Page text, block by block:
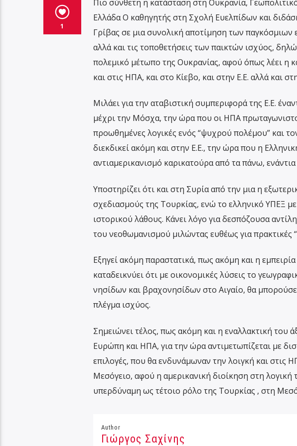
1
Πιο σύνθετη η κατάσταση στη Ουκρανία,
Ελλάδα Ο καθηγητής στη Σχολή Ευελπίδων και
Γρίβας σε μια συνολική αποτίμηση των
αλλά και τις τοποθετήσεις των παικτών ισχύος,
πολεμικό μέτωπο της Ουκρανίας, αφού όπως λέει η
και στις ΗΠΑ, και στο Κίεβο, και στην Ε.Ε. αλλά και
Μιλάει για την αταβιστική συμπεριφορά της Ε.Ε.
μέχρι την Μόσχα, την ώρα που οι ΗΠΑ
προωθημένες λογικές ενός “ψυχρού πολέμου” και
διεκδικεί ακόμη και στην Ε.Ε., την ώρα που η
αντιαμερικανισμό καρικατούρα από τα πάνω,
Υποστηρίζει ότι και στη Συρία από την μια η
σχεδιασμούς της Τουρκίας, ενώ το ελληνικό ΥΠΕΞ
ιστορικού λάθους. Κάνει λόγο για δεσπόζουσα
του νεοθωμανισμού μιλώντας ευθέως για πρακτικές
Εξηγεί ακόμη παραστατικά, πως ακόμη και η
καταδεικνύει ότι με οικονομικές λύσεις το
νησίδων και βραχονησίδων στο Αιγαίο, θα
πλέγμα ισχύος.
Σημειώνει τέλος, πως ακόμη και η εναλλακτική του
Ευρώπη και ΗΠΑ, για την ώρα αντιμετωπίζεται με
επιλογές, που θα ενδυνάμωναν την λοιγκή και στις
Μεσόγειο, αφού η αμερικανική διοίκηση στη λογική
υπερδύναμη ως τέτοιο ρόλο της Τουρκίας , στη
Author
Γιώργος Σαχίνης